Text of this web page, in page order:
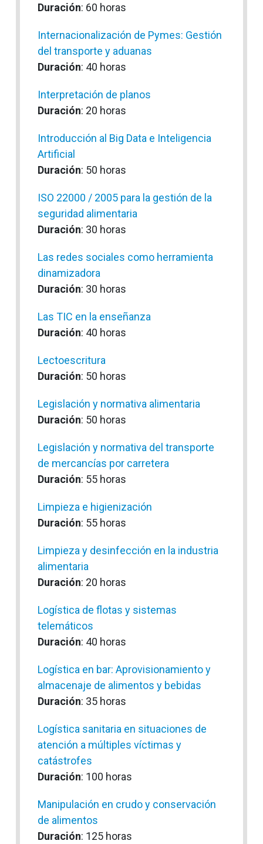
Duración: 60 horas
Internacionalización de Pymes: Gestión
del transporte y aduanas
Duración: 40 horas
Interpretación de planos
Duración: 20 horas
Introducción al Big Data e Inteligencia
Artificial
Duración: 50 horas
ISO 22000 / 2005 para la gestión de la
seguridad alimentaria
Duración: 30 horas
Las redes sociales como herramienta
dinamizadora
Duración: 30 horas
Las TIC en la enseñanza
Duración: 40 horas
Lectoescritura
Duración: 50 horas
Legislación y normativa alimentaria
Duración: 50 horas
Legislación y normativa del transporte
de mercancías por carretera
Duración: 55 horas
Limpieza e higienización
Duración: 55 horas
Limpieza y desinfección en la industria
alimentaria
Duración: 20 horas
Logística de flotas y sistemas
telemáticos
Duración: 40 horas
Logística en bar: Aprovisionamiento y
almacenaje de alimentos y bebidas
Duración: 35 horas
Logística sanitaria en situaciones de
atención a múltiples víctimas y
catástrofes
Duración: 100 horas
Manipulación en crudo y conservación
de alimentos
Duración: 125 horas